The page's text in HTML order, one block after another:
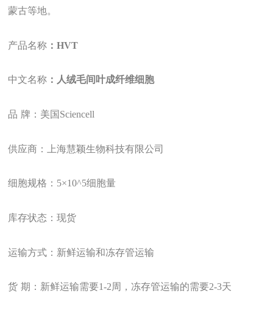
蒙古等地。
产品名称 ：HVT
中文名称 ：人绒毛间叶成纤维细胞
品 牌：美国Sciencell
供应商：上海慧颖生物科技有限公司
细胞规格： 5×10^5细胞量
库存状态：现货
运输方式：新鲜运输和冻存管运输
货 期：新鲜运输需要1-2周，冻存管运输的需要2-3天